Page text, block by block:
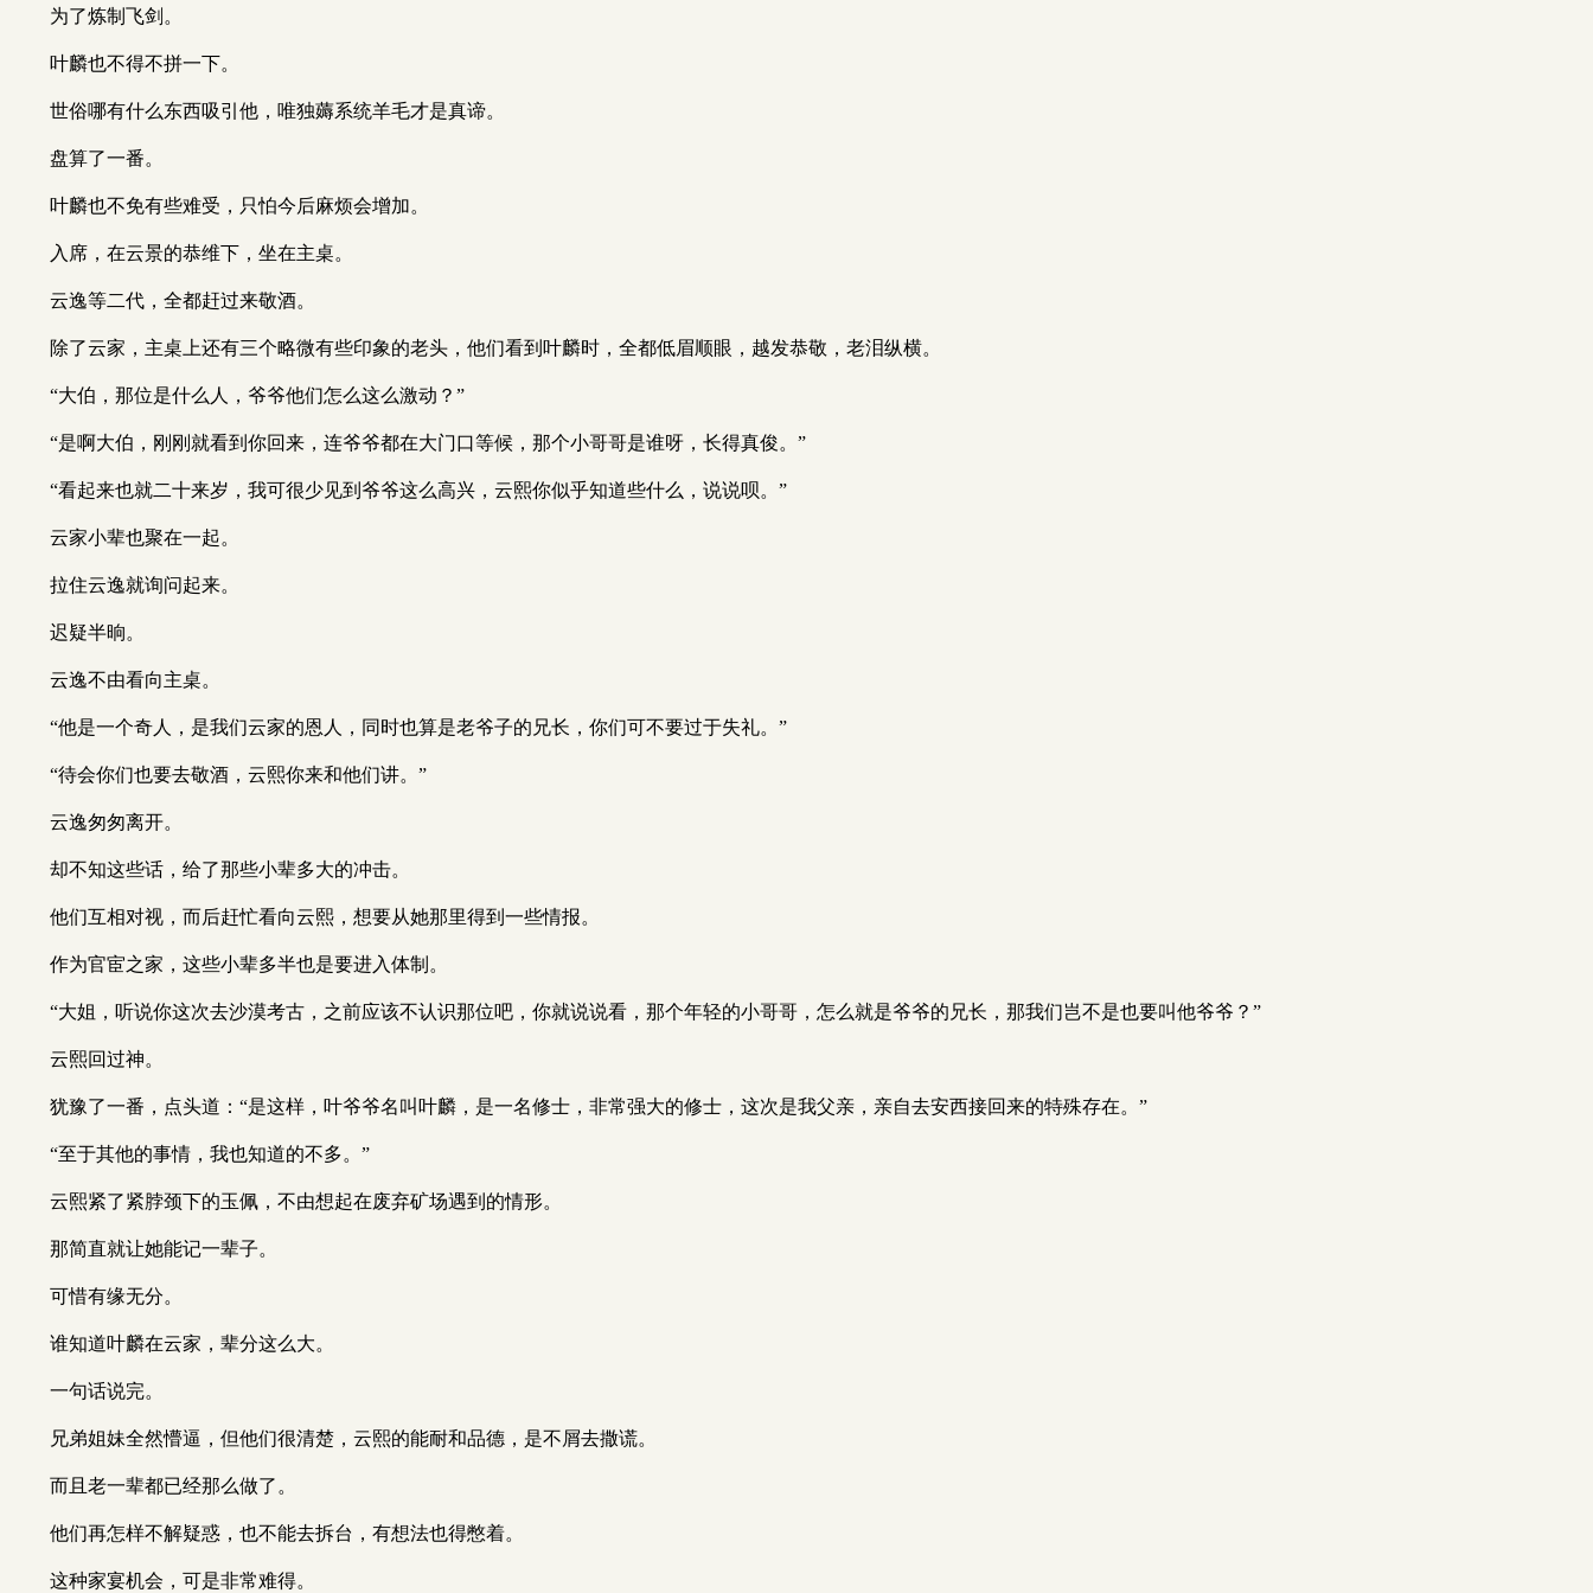
为了炼制飞剑。
叶麟也不得不拼一下。
世俗哪有什么东西吸引他，唯独薅系统羊毛才是真谛。
盘算了一番。
叶麟也不免有些难受，只怕今后麻烦会增加。
入席，在云景的恭维下，坐在主桌。
云逸等二代，全都赶过来敬酒。
除了云家，主桌上还有三个略微有些印象的老头，他们看到叶麟时，全都低眉顺眼，越发恭敬，老泪纵横。
“大伯，那位是什么人，爷爷他们怎么这么激动？”
“是啊大伯，刚刚就看到你回来，连爷爷都在大门口等候，那个小哥哥是谁呀，长得真俊。”
“看起来也就二十来岁，我可很少见到爷爷这么高兴，云熙你似乎知道些什么，说说呗。”
云家小辈也聚在一起。
拉住云逸就询问起来。
迟疑半晌。
云逸不由看向主桌。
“他是一个奇人，是我们云家的恩人，同时也算是老爷子的兄长，你们可不要过于失礼。”
“待会你们也要去敬酒，云熙你来和他们讲。”
云逸匆匆离开。
却不知这些话，给了那些小辈多大的冲击。
他们互相对视，而后赶忙看向云熙，想要从她那里得到一些情报。
作为官宦之家，这些小辈多半也是要进入体制。
“大姐，听说你这次去沙漠考古，之前应该不认识那位吧，你就说说看，那个年轻的小哥哥，怎么就是爷爷的兄长，那我们岂不是也要叫他爷爷？”
云熙回过神。
犹豫了一番，点头道：“是这样，叶爷爷名叫叶麟，是一名修士，非常强大的修士，这次是我父亲，亲自去安西接回来的特殊存在。”
“至于其他的事情，我也知道的不多。”
云熙紧了紧脖颈下的玉佩，不由想起在废弃矿场遇到的情形。
那简直就让她能记一辈子。
可惜有缘无分。
谁知道叶麟在云家，辈分这么大。
一句话说完。
兄弟姐妹全然懵逼，但他们很清楚，云熙的能耐和品德，是不屑去撒谎。
而且老一辈都已经那么做了。
他们再怎样不解疑惑，也不能去拆台，有想法也得憋着。
这种家宴机会，可是非常难得。